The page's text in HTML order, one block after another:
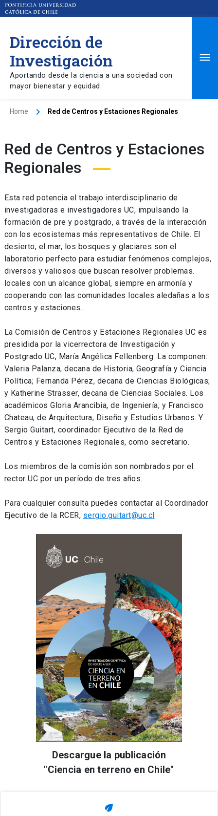
Dirección de
Investigación
Aportando desde la ciencia a una sociedad con
mayor bienestar y equidad
Home Red de Centros y Estaciones Regionales
Red de Centros y Estaciones
Regionales
Esta red potencia el trabajo interdisciplinario de
investigadoras e investigadores UC, impulsando la
formación de pre y postgrado, a través de la interacción
con los ecosistemas más representativos de Chile. El
desierto, el mar, los bosques y glaciares son el
laboratorio perfecto para estudiar fenómenos complejos,
diversos y valiosos que buscan resolver problemas.
locales con un alcance global, siempre en armonía y
cooperando con las comunidades locales aledañas a los
centros y estaciones.
La Comisión de Centros y Estaciones Regionales UC es
presidida por la vicerrectora de Investigación y
Postgrado UC, María Angélica Fellenberg. La componen:
Valeria Palanza, decana de Historia, Geografía y Ciencia
Política; Fernanda Pérez, decana de Ciencias Biológicas;
y Katherine Strasser, decana de Ciencias Sociales. Los
académicos Gloria Arancibia, de Ingeniería; y Francisco
Chateau, de Arquitectura, Diseño y Estudios Urbanos. Y
Sergio Guitart, coordinador Ejecutivo de la Red de
Centros y Estaciones Regionales, como secretario.
Los miembros de la comisión son nombrados por el
rector UC por un período de tres años.
Para cualquier consulta puedes contactar al Coordinador
Ejecutivo de la RCER, sergio.guitart@uc.cl
Descargue la publicación
"Ciencia en terreno en Chile"
eco